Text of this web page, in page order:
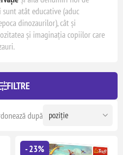
atât educative (aduc
dinozaurilor), cât și
și imaginația copiilor care
FILTRE
după
- 23%